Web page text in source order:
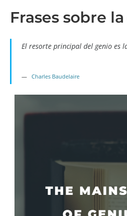
Frases sobre
El resorte principal del genio es
Charles Baudelaire